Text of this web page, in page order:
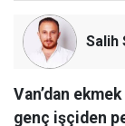
Salih
Van’dan
genç işçiden